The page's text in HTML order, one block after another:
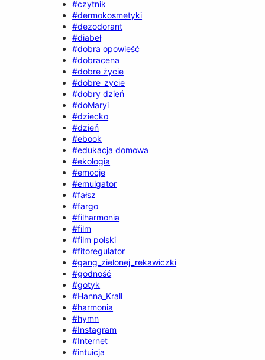
#czytnik
#dermokosmetyki
#dezodorant
#diabeł
#dobra opowieść
#dobracena
#dobre życie
#dobre_zycie
#dobry dzień
#doMaryi
#dziecko
#dzień
#ebook
#edukacja domowa
#ekologia
#emocje
#emulgator
#fałsz
#fargo
#filharmonia
#film
#film polski
#fitoregulator
#gang_zielonej_rekawiczki
#godność
#gotyk
#Hanna_Krall
#harmonia
#hymn
#Instagram
#Internet
#intuicja